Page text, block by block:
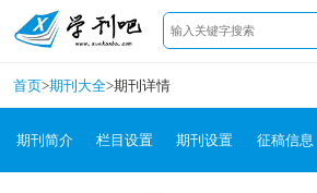
首页>期刊大全>期刊详情
期刊简介 栏目设置 期刊设置 征稿信息